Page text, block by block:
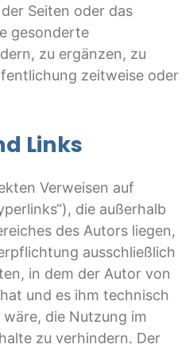
Seiten oder das
gesonderte
zu ergänzen, zu
zeitweise oder
Links
Verweisen auf
die außerhalb
des Autors liegen,
ausschließlich
in dem der Autor von
und es ihm technisch
die Nutzung im
zu verhindern. Der